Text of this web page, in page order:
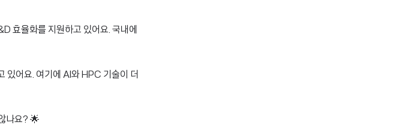
효율화를 지원하고 있어요. 국내에
있어요. 여기에 AI와 HPC 기술이 더
나요? 🌟